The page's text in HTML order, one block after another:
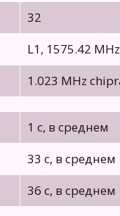
32
L1, 1575.42 MHz
1.023 MHz
1 с, в среднем
33 с, в среднем
36 с, в среднем